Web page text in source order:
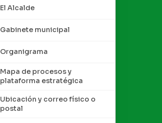
El Alcalde
Gabinete municipal
Organigrama
Mapa de procesos y
plataforma estratégica
Ubicación y correo físico o
postal